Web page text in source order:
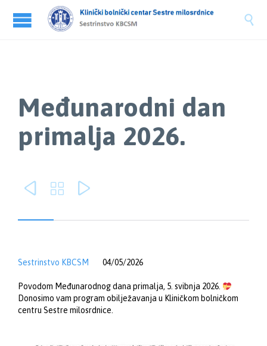

Međunarodni dan
primalja 2026.
  
Sestrinstvo KBCSM 04/05/2026
Povodom Međunarodnog dana primalja, 5. svibnja 2026.
Donosimo vam program obilježavanja u Kliničkom bolničkom
centru Sestre milosrdnice.